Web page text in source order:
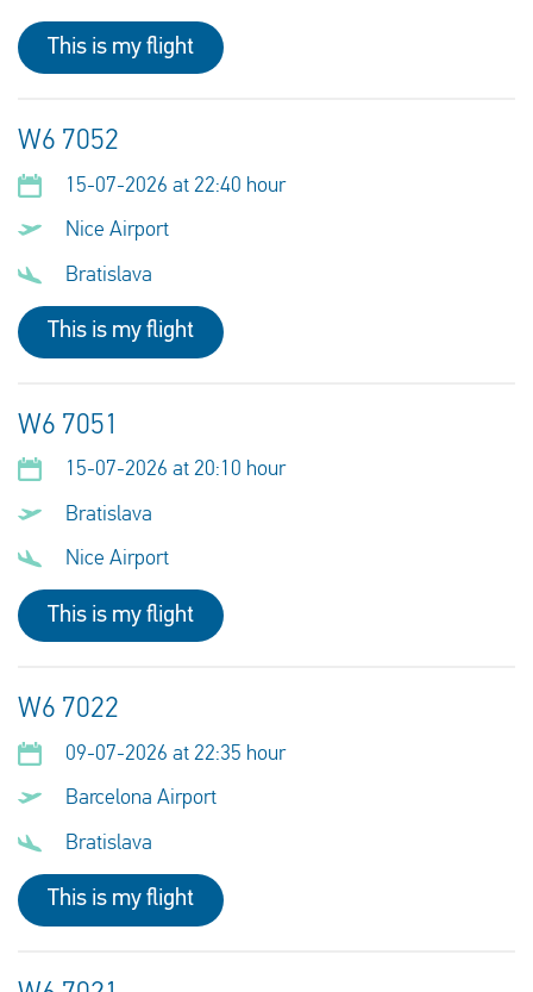
This is my flight
W6 7052
15-07-2026 at 22:40 hour
Nice Airport
Bratislava
This is my flight
W6 7051
15-07-2026 at 20:10 hour
Bratislava
Nice Airport
This is my flight
W6 7022
09-07-2026 at 22:35 hour
Barcelona Airport
Bratislava
This is my flight